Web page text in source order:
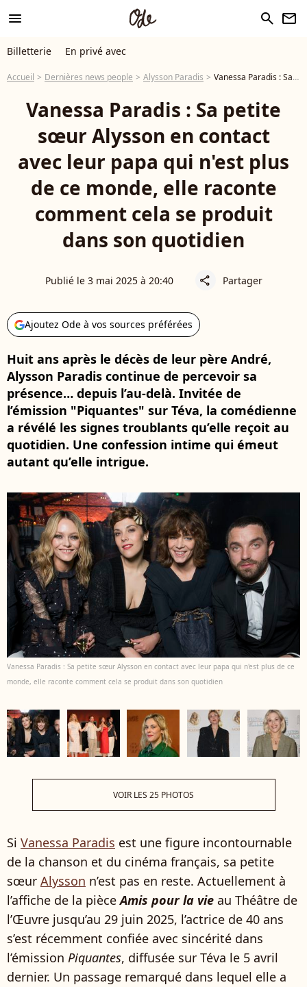
menu search newsletter
Billetterie En privé avec
Accueil Dernières news people Alysson Paradis Vanessa Paradis : Sa petite sœur Alysson en contact avec leur papa qui n'est plus de ce monde, elle raconte comment cela se produit dans son quotidien
Vanessa Paradis : Sa petite
sœur Alysson en contact
avec leur papa qui n'est plus
de ce monde, elle raconte
comment cela se produit
dans son quotidien
Publié le 3 mai 2025 à 20:40 share Partager
Ajoutez Ode à vos sources préférées
Huit ans après le décès de leur père André,
Alysson Paradis continue de percevoir sa
présence… depuis l’au-delà. Invitée de
l’émission "Piquantes" sur Téva, la comédienne
a révélé les signes troublants qu’elle reçoit au
quotidien. Une confession intime qui émeut
autant qu’elle intrigue.
Vanessa Paradis : Sa petite sœur Alysson en contact avec leur papa qui n'est plus de ce
monde, elle raconte comment cela se produit dans son quotidien
VOIR LES 25 PHOTOS
Si Vanessa Paradis est une figure incontournable
de la chanson et du cinéma français, sa petite
sœur Alysson n’est pas en reste. Actuellement à
l’affiche de la pièceAmis pour la vie au Théâtre de
l’Œuvre jusqu’au 29 juin 2025, l’actrice de 40 ans
s’est récemment confiée avec sincérité dans
l’émission Piquantes, diffusée sur Téva le 5 avril
dernier. Un passage remarqué dans lequel elle a